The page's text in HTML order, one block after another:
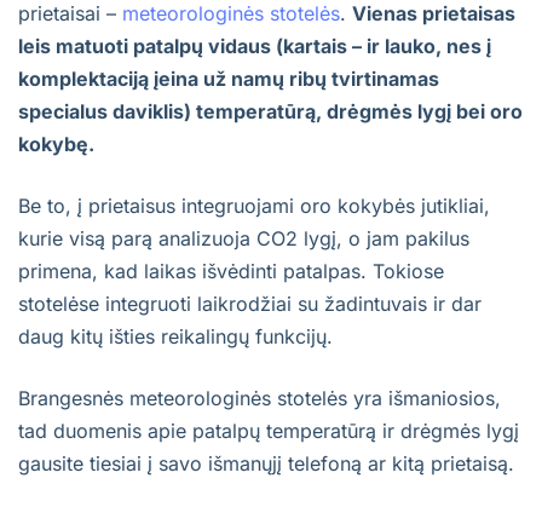
prietaisai – meteorologinės stotelės. Vienas prietaisas
leis matuoti patalpų vidaus (kartais – ir lauko, nes į
komplektaciją įeina už namų ribų tvirtinamas
specialus daviklis) temperatūrą, drėgmės lygį bei oro
kokybę.
Be to, į prietaisus integruojami oro kokybės jutikliai,
kurie visą parą analizuoja CO2 lygį, o jam pakilus
primena, kad laikas išvėdinti patalpas. Tokiose
stotelėse integruoti laikrodžiai su žadintuvais ir dar
daug kitų išties reikalingų funkcijų.
Brangesnės meteorologinės stotelės yra išmaniosios,
tad duomenis apie patalpų temperatūrą ir drėgmės lygį
gausite tiesiai į savo išmanųjį telefoną ar kitą prietaisą.